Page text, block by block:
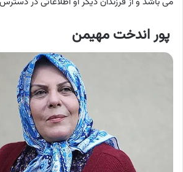
پور اندخت مهیمن